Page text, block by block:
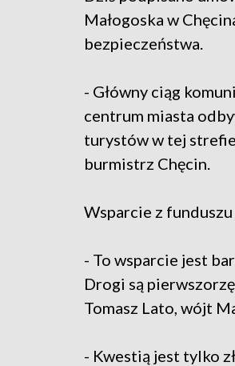
Małogoska w
bezpieczeństwa.
- Główny ciąg
centrum miasta
turystów w tej
burmistrz Chęcin.
Wsparcie z
- To wsparcie jest
Drogi są
Tomasz Lato, wójt
- Kwestią jest tylko